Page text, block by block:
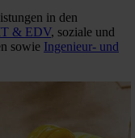
in den
& EDV, soziale und
sowie Ingenieur- und